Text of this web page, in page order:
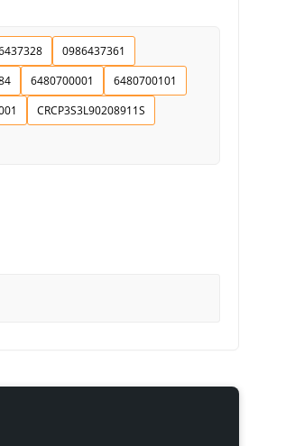
0986437361
6480700001
6480700101
CRCP3S3L90208911S